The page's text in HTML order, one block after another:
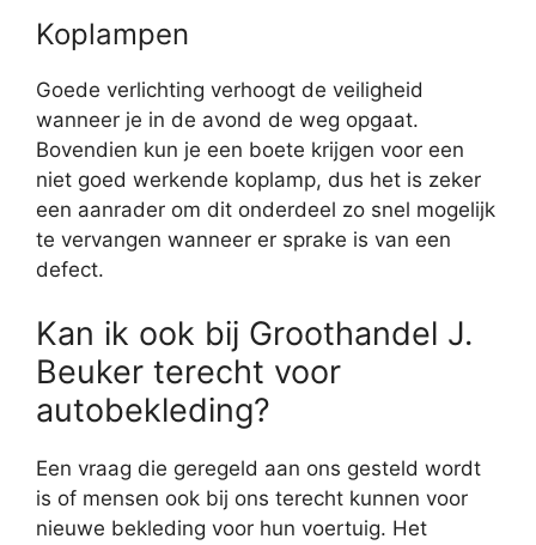
Koplampen
Goede verlichting verhoogt de veiligheid
wanneer je in de avond de weg opgaat.
Bovendien kun je een boete krijgen voor een
niet goed werkende koplamp, dus het is zeker
een aanrader om dit onderdeel zo snel mogelijk
te vervangen wanneer er sprake is van een
defect.
Kan ik ook bij Groothandel J.
Beuker terecht voor
autobekleding?
Een vraag die geregeld aan ons gesteld wordt
is of mensen ook bij ons terecht kunnen voor
nieuwe bekleding voor hun voertuig. Het